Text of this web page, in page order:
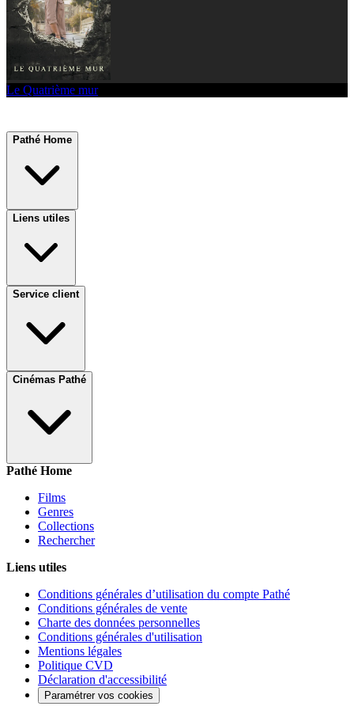
Le Quatrième mur
Pathé Home
Liens utiles
Service client
Cinémas Pathé
Pathé Home
Films
Genres
Collections
Rechercher
Liens utiles
Conditions générales d’utilisation du compte Pathé
Conditions générales de vente
Charte des données personnelles
Conditions générales d'utilisation
Mentions légales
Politique CVD
Déclaration d'accessibilité
Paramétrer vos cookies